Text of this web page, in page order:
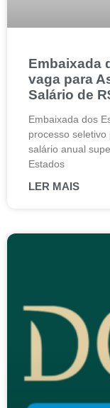
Embaixada
vaga para
Salário de
Embaixada dos
processo seletivo
salário anual
Estados
LER MAIS